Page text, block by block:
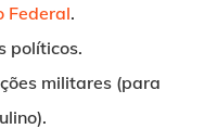
Federal.
políticos.
militares (para